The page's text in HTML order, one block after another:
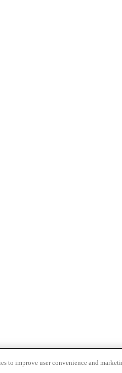
to improve user convenience and